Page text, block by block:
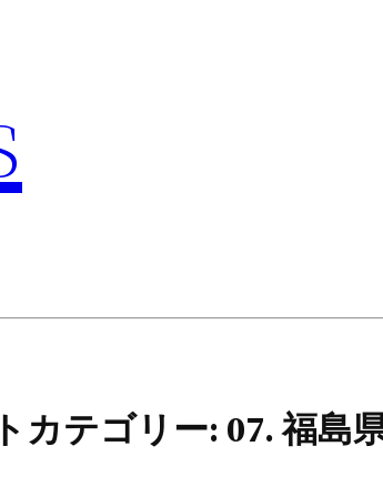
カテゴリー: 07. 福島